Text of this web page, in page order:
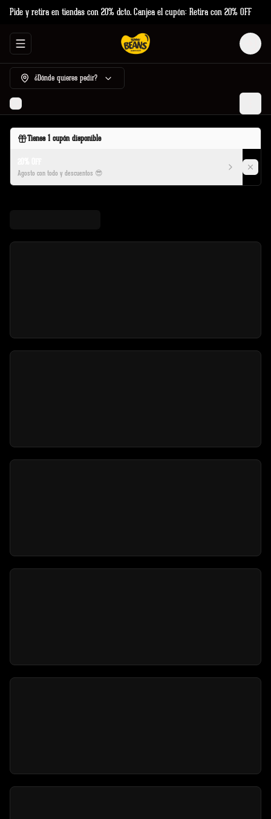
Pide y retira en tiendas con 20% dcto. Canjea el cupón: Retira con 20% OFF
Abrir menu de navegación Login
¿Dónde quieres pedir?
Tienes1 cupón disponible
Agosto con todo y descuentos 😎